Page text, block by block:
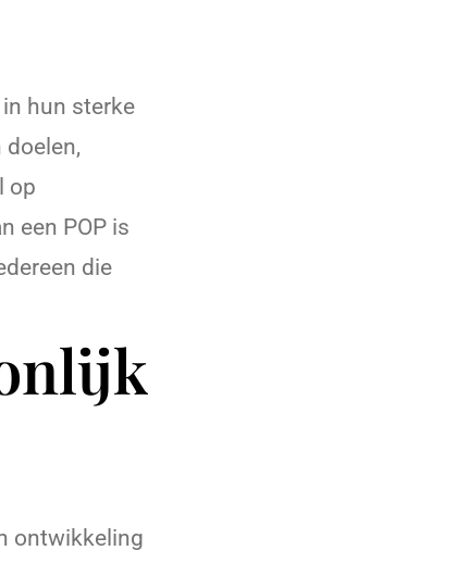
hun sterke
doelen,
op
een POP is
die
ontwikkeling